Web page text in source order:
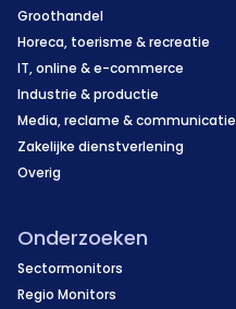
Groothandel
Horeca, toerisme & recreatie
IT, online & e-commerce
Industrie & productie
Media, reclame & communicatie
Zakelijke dienstverlening
Overig
Onderzoeken
Sectormonitors
Regio Monitors